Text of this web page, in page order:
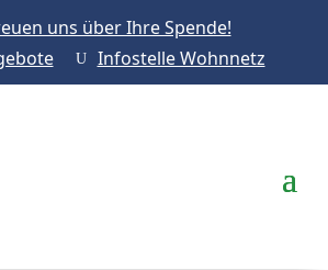
uns über Ihre Spende!
U Infostelle Wohnnetz